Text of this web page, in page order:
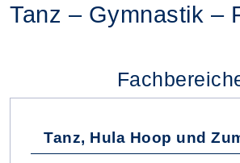
Tanz – Gymnastik –
Tanz, Hula Hoop und